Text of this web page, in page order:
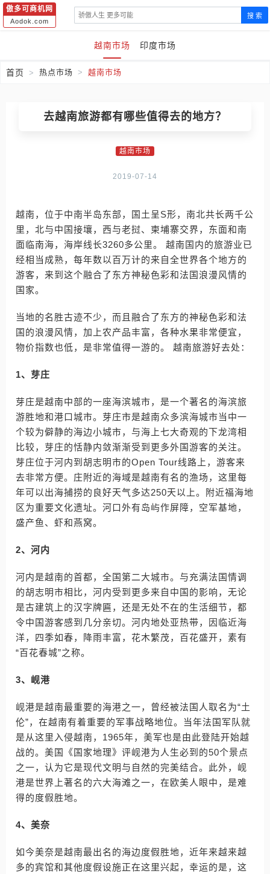
傲多可商机网
Aodok.com
搜 索
越南市场 印度市场
首页 热点市场 越南市场
去越南旅游都有哪些值得去的地方？
越南市场
2019-07-14
越南，位于中南半岛东部，国土呈S形，南北共长两千公
里，北与中国接壤，西与老挝、柬埔寨交界，东面和南
面临南海，海岸线长3260多公里。 越南国内的旅游业已
经相当成熟，每年数以百万计的来自全世界各个地方的
游客，来到这个融合了东方神秘色彩和法国浪漫风情的
国家。
当地的名胜古迹不少，而且融合了东方的神秘色彩和法
国的浪漫风情，加上农产品丰富，各种水果非常便宜，
物价指数也低，是非常值得一游的。 越南旅游好去处：
1、芽庄
芽庄是越南中部的一座海滨城市，是一个著名的海滨旅
游胜地和港口城市。芽庄市是越南众多滨海城市当中一
个较为僻静的海边小城市，与海上七大奇观的下龙湾相
比较，芽庄的恬静内敛渐渐受到更多外国游客的关注。
芽庄位于河内到胡志明市的Open Tour线路上，游客来
去非常方便。庄附近的海域是越南有名的渔场，这里每
年可以出海捕捞的良好天气多达250天以上。附近福海地
区为重要文化遗址。河口外有岛屿作屏障，空军基地，
盛产鱼、虾和燕窝。
2、河内
河内是越南的首都，全国第二大城市。与充满法国情调
的胡志明市相比，河内受到更多来自中国的影响，无论
是古建筑上的汉字牌匾，还是无处不在的生活细节，都
令中国游客感到几分亲切。河内地处亚热带，因临近海
洋，四季如春，降雨丰富，花木繁茂，百花盛开，素有
“百花春城”之称。
3、岘港
岘港是越南最重要的海港之一，曾经被法国人取名为“土
伦”，在越南有着重要的军事战略地位。当年法国军队就
是从这里入侵越南，1965年，美军也是由此登陆开始越
战的。美国《国家地理》评岘港为人生必到的50个景点
之一，认为它是现代文明与自然的完美结合。此外，岘
港是世界上著名的六大海滩之一，在欧美人眼中，是难
得的度假胜地。
4、美奈
如今美奈是越南最出名的海边度假胜地，近年来越来越
多的宾馆和其他度假设施正在这里兴起，幸运的是，这